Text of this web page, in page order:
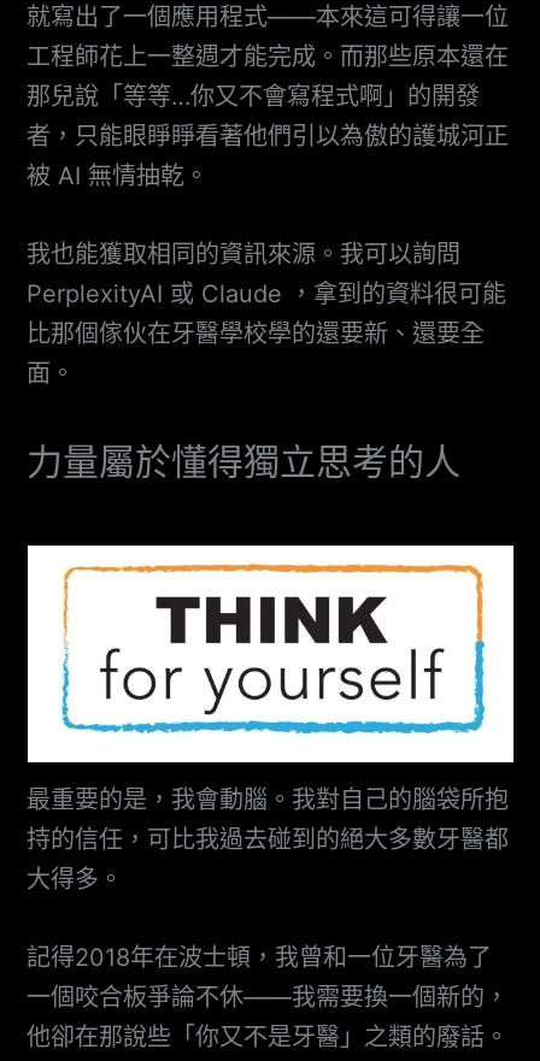
就寫出了一個應用程式——本來這可得讓一位
工程師花上一整週才能完成。而那些原本還在
那兒說「等等…你又不會寫程式啊」的開發
者，只能眼睜睜看著他們引以為傲的護城河正
被 AI 無情抽乾。
我也能獲取相同的資訊來源。我可以詢問
PerplexityAI 或 Claude ，拿到的資料很可能
比那個傢伙在牙醫學校學的還要新、還要全
面。
力量屬於懂得獨立思考的人
最重要的是，我會動腦。我對自己的腦袋所抱
持的信任，可比我過去碰到的絕大多數牙醫都
大得多。
記得2018年在波士頓，我曾和一位牙醫為了
一個咬合板爭論不休——我需要換一個新的，
他卻在那說些「你又不是牙醫」之類的廢話。